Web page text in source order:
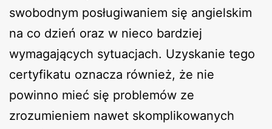
swobodnym posługiwaniem się angielskim
na co dzień oraz w nieco bardziej
wymagających sytuacjach. Uzyskanie tego
certyfikatu oznacza również, że nie
powinno mieć się problemów ze
zrozumieniem nawet skomplikowanych